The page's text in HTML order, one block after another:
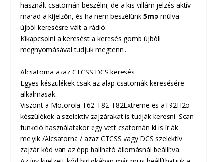
használt csatornán beszélni, de a kis villám jelzés aktív
marad a kijelzőn, és ha nem beszélünk5mp múlva
újból keresésre vált a rádió.
Kikapcsolni a keresést a keresés gomb újbóli
megnyomásával tudjuk megtenni.
Alcsatorna azaz CTCSS DCS keresés.
Egyes készülékek csak az alap csatornák keresésére
alkalmasak.
Viszont a Motorola T62-T82-T82Extreme és aT92H2o
készülékek a szelektív zajzárakat is tudják keresni. Scan
funkció használatakor egy vett csatornán ki is írják
melyik /Alcsatorna / azaz CTCSS vagy DCS szelektív
zajzár kód van az épp hallható állomásnál beállítva.